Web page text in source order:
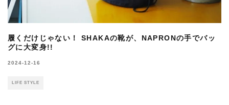
履くだけじゃない！ SHAKAの靴が、NAPRONの手でバッ
グに大変身!!
2024-12-16
LIFE STYLE